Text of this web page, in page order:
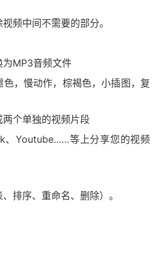
频中间不需要的部分。
MP3音频文件
色，慢动作，棕褐色，小插图，复
个单独的视频片段
、Youtube……等上分享您的视频
排序、重命名、删除）。